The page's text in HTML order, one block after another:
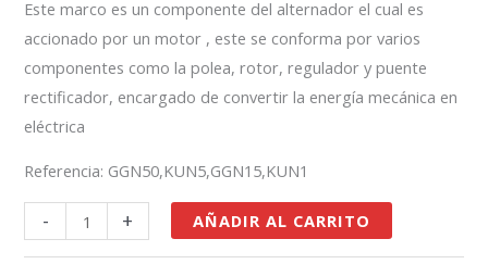
Este marco es un componente del alternador el cual es
accionado por un motor , este se conforma por varios
componentes como la polea, rotor, regulador y puente
rectificador, encargado de convertir la energía mecánica en
eléctrica
Referencia: GGN50,KUN5,GGN15,KUN1
- + AÑADIR AL CARRITO